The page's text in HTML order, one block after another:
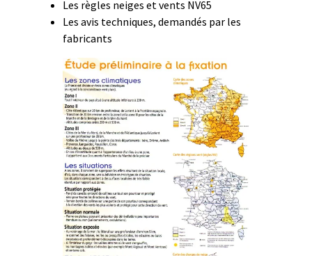
Les règles neiges et vents NV65
Les avis techniques, demandés par les
fabricants